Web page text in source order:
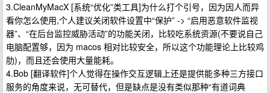
3.CleanMyMacX [系统“优化”类工具]为什么打个引号，因为因人而异
看你怎么使用,个人建议关闭软件设置中“保护” -> “启用恶意软件监视
器”、“在后台监控威胁活动”的功能关闭，比较吃系统资源(不要说自己
电脑配置够，因为 macos 相对比较安全，所以这个功能理论上比较鸡
肋)，而且还会使用大量能耗。
4.Bob [翻译软件]个人觉得在操作交互逻辑上还是提供能多种三方接口
服务的角度来说，无可替代，但是缺点是没有类似那种“有道词典